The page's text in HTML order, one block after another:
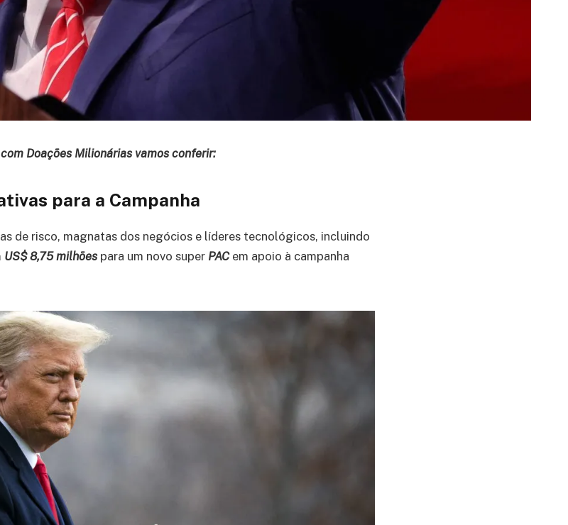
com Doações Milionárias vamos conferir:
para a Campanha
de risco, magnatas dos negócios e líderes tecnológicos, incluindo
US$ 8,75 milhõespara um novo super PACem apoio à campanha